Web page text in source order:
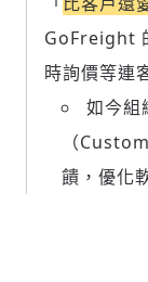
GoFreight
時詢價等連
如今組
（
饋，優化